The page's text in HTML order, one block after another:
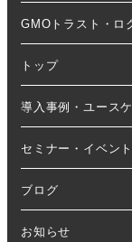
GMOトラスト・ロ
トップ
導入事例・ユース
セミナー・イベント
ブログ
お知らせ